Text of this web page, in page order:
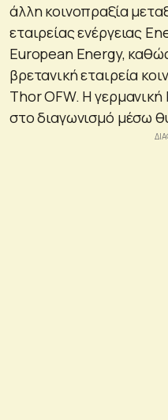
άλλη κοινοπραξία
εταιρείας ενέργειας
European Energy,
βρετανική εταιρεία
Thor OFW. Η γερμανική
στο διαγωνισμό μέσω